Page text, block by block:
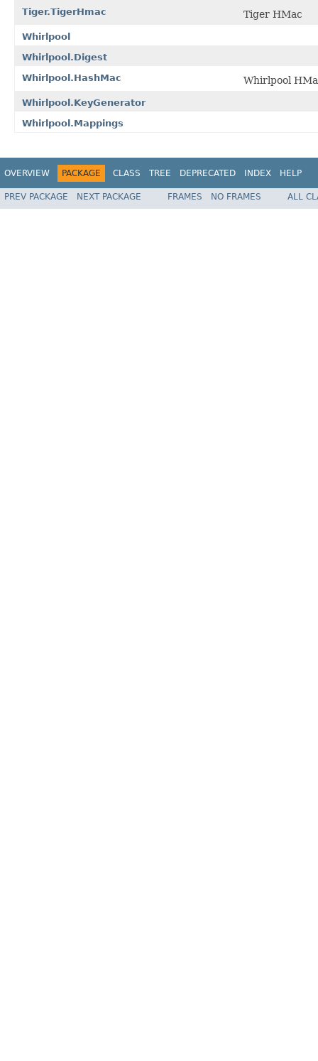
Tiger.TigerHmac Tiger HMac
Whirlpool
Whirlpool.Digest
Whirlpool.HashMac
Whirlpool
Whirlpool.KeyGenerator
Whirlpool.Mappings
OVERVIEW PACKAGE CLASS TREE DEPRECATED INDEX HELP
PREV PACKAGE NEXT PACKAGE FRAMES NO FRAMES ALL